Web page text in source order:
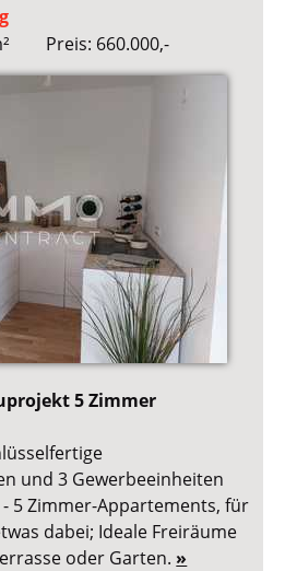
Preis: 660.000,-
5 Zimmer
und 3 Gewerbeeinheiten
5 Zimmer-Appartements, für
dabei; Ideale Freiräume
oder Garten. »